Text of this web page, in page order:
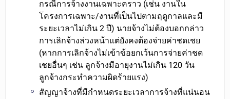
กรณีการจ้างงานเฉพาะคราว (เช่น งานใน
โครงการเฉพาะ/งานที่เป็นไปตามฤดูกาลและมี
ระยะเวลาไม่เกิน 2 ปี) นายจ้างไม่ต้องบอกกล่าว
การเลิกจ้างล่วงหน้าแต่ยังคงต้องจ่ายค่าชดเชย
(หากการเลิกจ้างไม่เข้าข้อยกเว้นการจ่ายค่าชด
เชยอื่นๆ เช่น ลูกจ้างมีอายุงานไม่เกิน 120 วัน
ลูกจ้างกระทำความผิดร้ายแรง)
สัญญาจ้างที่มีกำหนดระยะเวลาการจ้างที่แน่นอน